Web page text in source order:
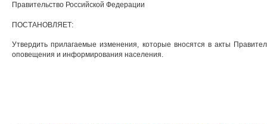
Правительство Российской Федерации
ПОСТАНОВЛЯЕТ:
Утвердить прилагаемые изменения, которые вносятся в акты
оповещения и информирования населения.